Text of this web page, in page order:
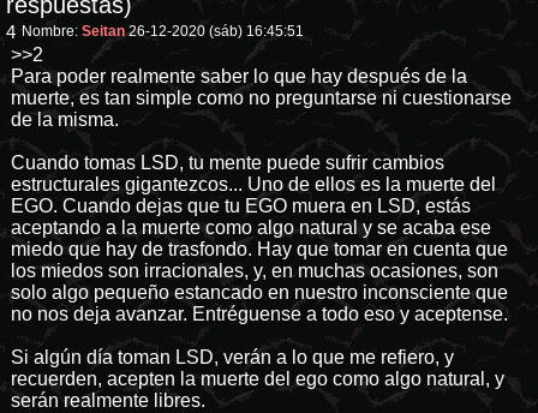
4 Nombre:Seitan 26-12-2020 (sáb) 16:45:51
>>2
Para poder realmente saber lo que hay después de la
muerte, es tan simple como no preguntarse ni cuestionarse
de la misma.
Cuando tomas LSD, tu mente puede sufrir cambios
estructurales gigantezcos... Uno de ellos es la muerte del
EGO. Cuando dejas que tu EGO muera en LSD, estás
aceptando a la muerte como algo natural y se acaba ese
miedo que hay de trasfondo. Hay que tomar en cuenta que
los miedos son irracionales, y, en muchas ocasiones, son
solo algo pequeño estancado en nuestro inconsciente que
no nos deja avanzar. Entréguense a todo eso y aceptense.
Si algún día toman LSD, verán a lo que me refiero, y
recuerden, acepten la muerte del ego como algo natural, y
serán realmente libres.